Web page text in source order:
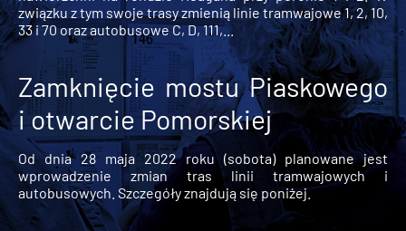
związku z tym swoje trasy zmienią linie tramwajowe 1, 2, 10,
33 i 70 oraz autobusowe C, D, 111,...
Zamknięcie mostu Piaskowego
i otwarcie Pomorskiej
Od dnia 28 maja 2022 roku (sobota) planowane jest
wprowadzenie zmian tras linii tramwajowych i
autobusowych. Szczegóły znajdują się poniżej.